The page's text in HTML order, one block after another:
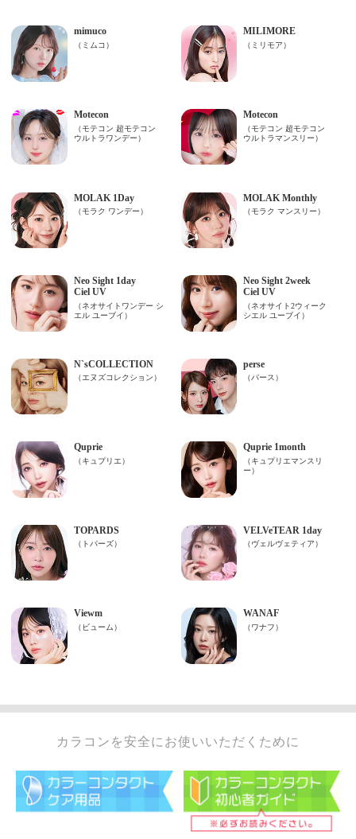
カラコンを安全にお使いいただくために